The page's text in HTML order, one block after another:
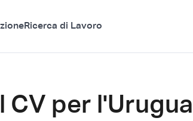
Ricerca di Lavoro
CV per